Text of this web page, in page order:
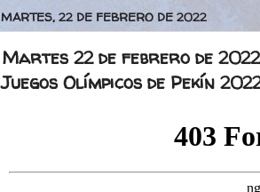
MARTES, 22 DE FEBRERO DE 2022
Martes 22 de febrero de
Juegos Olímpicos de Pekín